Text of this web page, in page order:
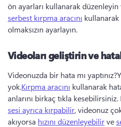
ön ayarları kullanarak düzenleyin
serbest kırpma aracını kullanarak
olmaksızın ayarlayın.
Videoları geliştirin ve
Videonuzda bir hata mı yaptınız?
yok.Kırpma aracını kullanarak
anlarını birkaç tıkla kesebilirsiniz.
sesi ayrıca kırpabilir, videonuz
akıyorsa hızını düzenleyebilir ve